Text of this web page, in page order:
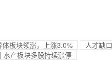
板块领涨，上涨3.0%
人才缺
产板块多股持续涨停